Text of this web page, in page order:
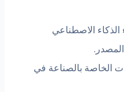
الاصطناعي
الخاصة بالصناعة في